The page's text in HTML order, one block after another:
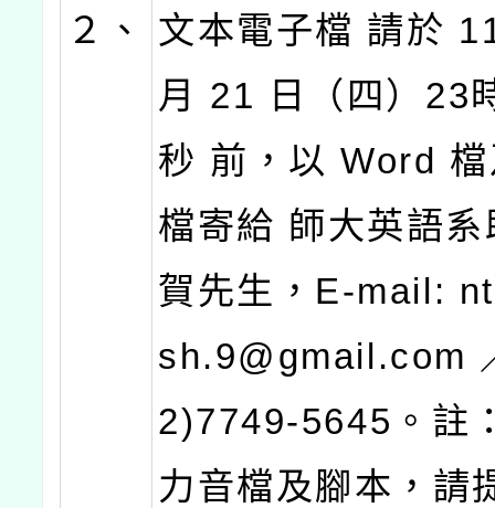
２、
文本電子檔 請於
月 21 日（四）23
秒 前，以 Word
檔寄給 師大英語
賀先生，E-mail:
sh.9@gmail.com
2)7749-5645。註
力音檔及腳本，請